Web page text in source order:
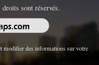
sont réservés.
modifier des informations sur votre